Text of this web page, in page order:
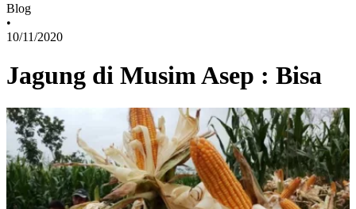
Blog
•
10/11/2020
Jagung di Musim Asep : Bisa